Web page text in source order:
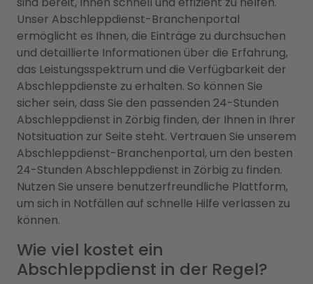
Unser Abschleppdienst-Branchenportal
ermöglicht es Ihnen, die Einträge zu durchsuchen
und detaillierte Informationen über die Erfahrung,
das Leistungsspektrum und die Verfügbarkeit der
Abschleppdienste zu erhalten. So können Sie
sicher sein, dass Sie den passenden 24-Stunden
Abschleppdienst in Zörbig finden, der Ihnen in Ihrer
Notsituation zur Seite steht. Vertrauen Sie unserem
Abschleppdienst-Branchenportal, um den besten
24-Stunden Abschleppdienst in Zörbig zu finden.
Nutzen Sie unsere benutzerfreundliche Plattform,
um sich in Notfällen auf schnelle Hilfe verlassen zu
können.
Wie viel kostet ein
Abschleppdienst in der Regel?